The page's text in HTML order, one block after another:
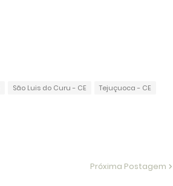
São Luis do Curu - CE
Tejuçuoca - CE
Próxima Postagem